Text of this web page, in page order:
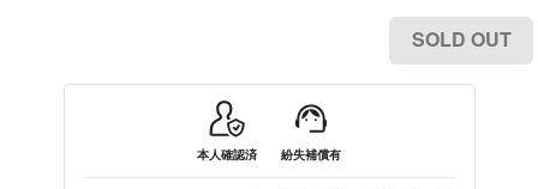
SOLD OUT
本人確認済 紛失補償有